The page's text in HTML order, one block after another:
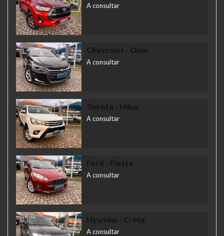
A consultar
Chevrolet - Onix
A consultar
Toyota - Hilux
A consultar
Ford - Fiesta
A consultar
Hyundai - Creta
A consultar